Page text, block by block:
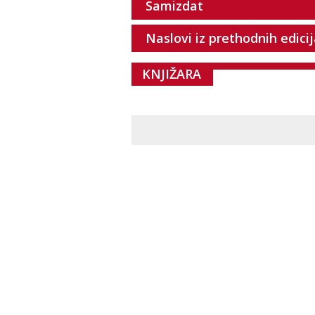
Samizdat
Naslovi iz prethodnih
KNJIŽARA